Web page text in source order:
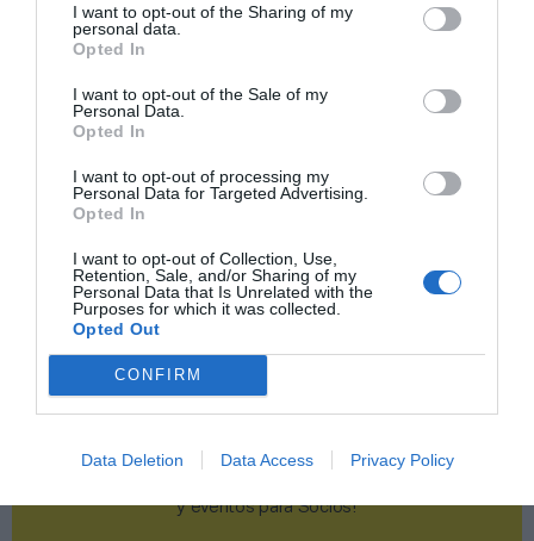
I want to opt-out of the Sharing of my
personal data.
Opted In
I want to opt-out of the Sale of my
Personal Data.
Opted In
I want to opt-out of processing my
Personal Data for Targeted Advertising.
Opted In
I want to opt-out of Collection, Use,
Retention, Sale, and/or Sharing of my
Personal Data that Is Unrelated with the
Purposes for which it was collected.
Opted Out
CONFIRM
Data Deletion Data Access Privacy Policy
Publicidad
2Playbook Club2P
y eventos para Socios!​​​​​​​